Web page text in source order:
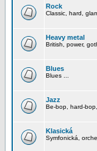
Rock
Classic, hard,
Heavy metal
British, power,
Blues
Blues ...
Jazz
Be-bop, hard-
Klasická
Symfonická,